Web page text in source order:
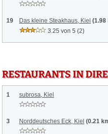
19 Das kleine Steakhaus, Kiel (1.98
3.25 von 5 (2)
RESTAURANTS IN
1 subrosa, Kiel
3 Norddeutsches Eck, Kiel (0.21